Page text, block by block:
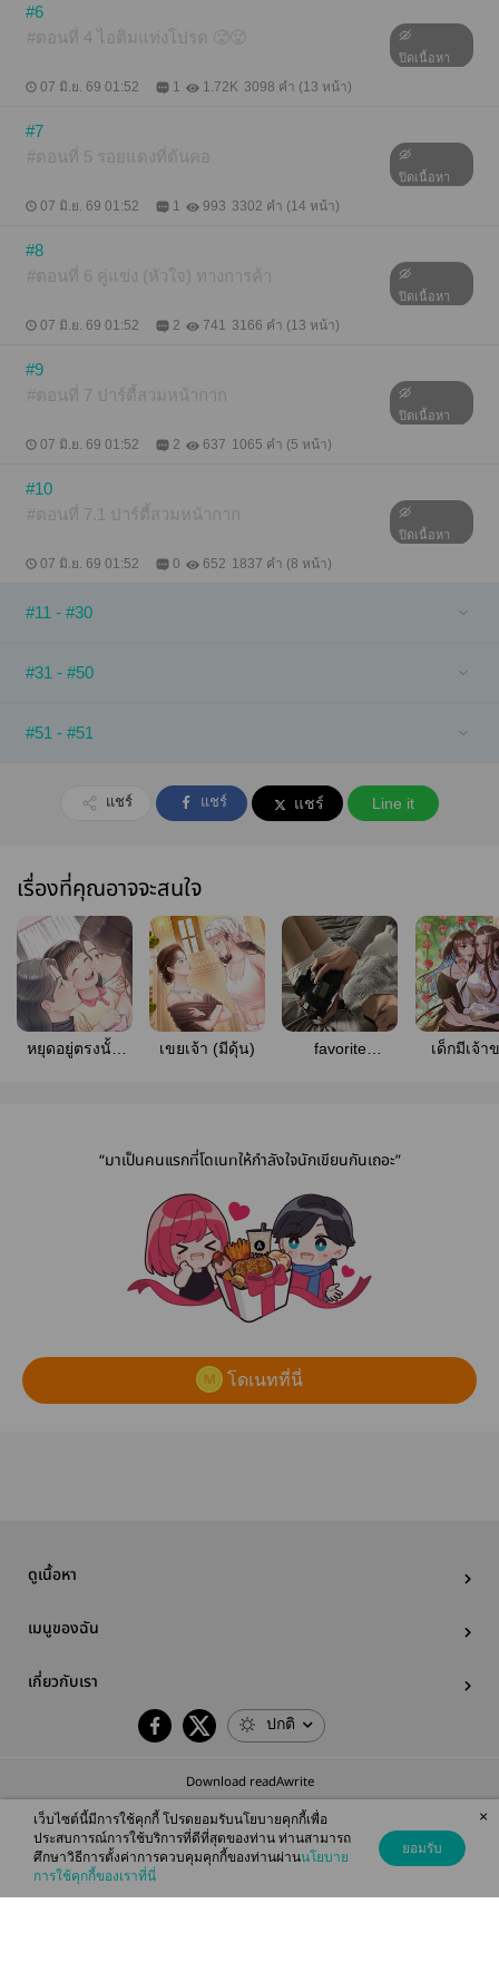
#6
#ตอนที่ 4 ไอติมแท่งโปรด 🥵🥵
ปิดเนื้อหา
07 มิ.ย. 69 01:52 1 1.72K 3098 คำ (13 หน้า)
#7
#ตอนที่ 5 รอยแดงที่ต้นคอ
ปิดเนื้อหา
07 มิ.ย. 69 01:52 1 993 3302 คำ (14 หน้า)
#8
#ตอนที่ 6 คู่แข่ง (หัวใจ) ทางการค้า
ปิดเนื้อหา
07 มิ.ย. 69 01:52 2 741 3166 คำ (13 หน้า)
#9
#ตอนที่ 7 ปาร์ตี้สวมหน้ากาก
ปิดเนื้อหา
07 มิ.ย. 69 01:52 2 637 1065 คำ (5 หน้า)
#10
#ตอนที่ 7.1 ปาร์ตี้สวมหน้ากาก
ปิดเนื้อหา
07 มิ.ย. 69 01:52 0 652 1837 คำ (8 หน้า)
#11 - #30
#31 - #50
#51 - #51
แชร์ แชร์ แชร์ Line it
เรื่องที่คุณอาจจะสนใจ
หยุดอยู่ตรงนั้น
เขยเจ้า (มีดุ้น)
favorite
เด็กมีเจ้า
“มาเป็นคนแรกที่โดเนทให้กำลังใจนักเขียนกันเถอะ”
โดเนทที่นี่
ดูเนื้อหา
เมนูของฉัน
เกี่ยวกับเรา
ปกติ
Download readAwrite
© 2026 readAwrite.com by MEB Corporation Public Company Limited
This site is protected by reCAPTCHA and the Google
เว็บไซต์นี้มีการใช้คุกกี้ โปรดยอมรับนโยบายคุกกี้เพื่อ
ประสบการณ์การใช้บริการที่ดีที่สุดของท่าน ท่านสามารถ
ศึกษาวิธีการตั้งค่าการควบคุมคุกกี้ของท่านผ่านนโยบาย
การใช้คุกกี้ของเราที่นี่
ยอมรับ
×